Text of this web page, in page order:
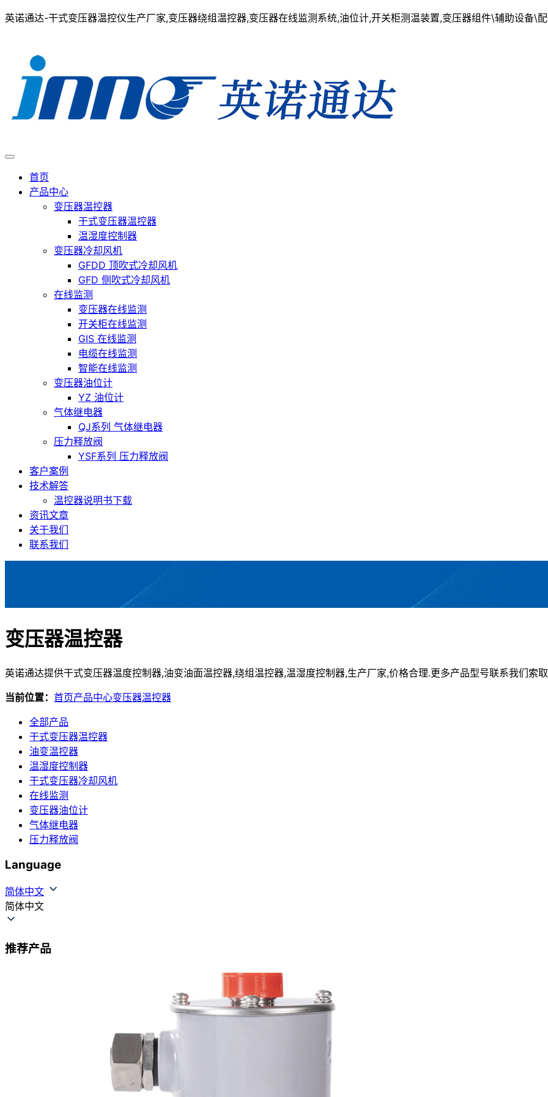
英诺通达-干式变压器温控仪生产厂家,变压器绕组温控器,变压器在线监测系统,油位计,开关柜测温装置,变压器组件\辅助设备\
首页
产品中心
变压器温控器
干式变压器温控器
温湿度控制器
变压器冷却风机
GFDD 顶吹式冷却风机
GFD 侧吹式冷却风机
在线监测
变压器在线监测
开关柜在线监测
GIS 在线监测
电缆在线监测
智能在线监测
变压器油位计
YZ 油位计
气体继电器
QJ系列 气体继电器
压力释放阀
YSF系列 压力释放阀
客户案例
技术解答
温控器说明书下载
资讯文章
关于我们
联系我们
变压器温控器
英诺通达提供干式变压器温度控制器,油变油面温控器,绕组温控器,温湿度控制器,生产厂家,价格合理.更多产品型号联系我们索
当前位置： 首页产品中心变压器温控器
全部产品
干式变压器温控器
油变温控器
温湿度控制器
干式变压器冷却风机
在线监测
变压器油位计
气体继电器
压力释放阀
Language
简体中文
简体中文
推荐产品